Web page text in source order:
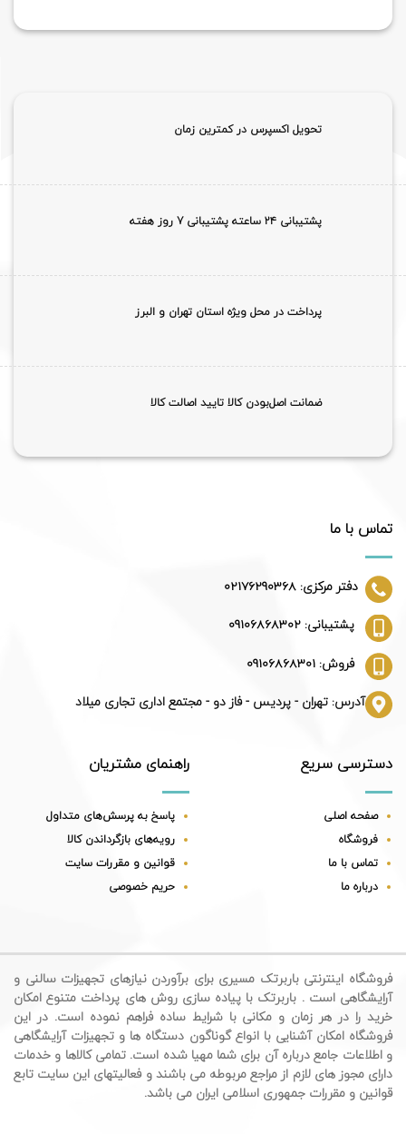
تحویل اکسپرس در کمترین زمان
پشتیبانی ۲۴ ساعته پشتیبانی 7 روز هفته
پرداخت در محل ویژه استان تهران و البرز
ضمانت اصل‌بودن کالا تایید اصالت کالا
تماس با ما
دفتر مرکزی: 02176290368
پشتیبانی: 09106868302
فروش: 09106868301
آدرس: تهران - پردیس - فاز دو - مجتمع اداری تجاری میلاد
دسترسی سریع
صفحه اصلی
فروشگاه
تماس با ما
درباره ما
راهنمای مشتریان
پاسخ به پرسش‌های متداول
رویه‌های بازگرداندن کالا
قوانین و مقررات سایت
حریم خصوصی
فروشگاه اینترنتی باربرتک مسیری برای برآوردن نیازهای تجهیزات سالنی و
آرایشگاهی است . باربرتک با پیاده سازی روش های پرداخت متنوع امکان
خرید را در هر زمان و مکانی با شرایط ساده فراهم نموده است. در این
فروشگاه امکان آشنایی با انواع گوناگون دستگاه ها و تجهیزات آرایشگاهی
و اطلاعات جامع درباره آن برای شما مهیا شده است. تمامی کالاها و خدمات
دارای مجوز های لازم از مراجع مربوطه می باشند و فعالیتهای این سایت تابع
قوانین و مقررات جمهوری اسلامی ایران می باشد.